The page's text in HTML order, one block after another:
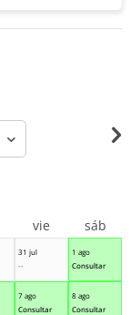
31 jul
--
1 ago
Consultar
7 ago
Consultar
8 ago
Consultar
vie sáb